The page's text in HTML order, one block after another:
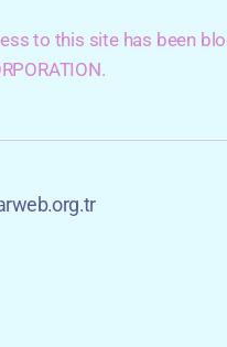
to this site has been